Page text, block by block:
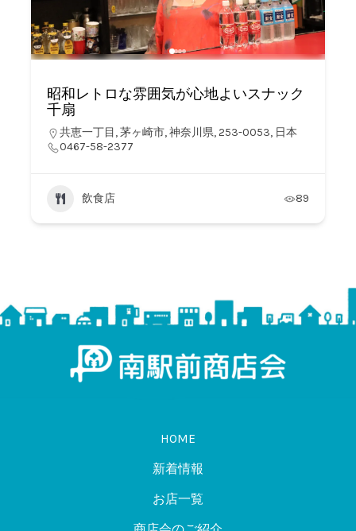
昭和レトロな雰囲気が心地よいスナック
千扇
共恵一丁目, 茅ヶ崎市, 神奈川県, 253-0053, 日本
0467-58-2377
飲食店 89
HOME
新着情報
お店一覧